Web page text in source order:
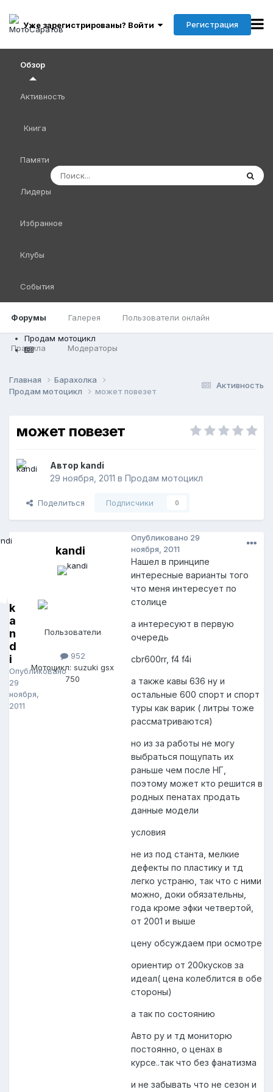
Уже зарегистрированы? Войти Регистрация
Обзор
Форумы Галерея Пользователи онлайн
Правила Модераторы
Активность
Книга
Памяти
Лидеры
Избранное
Клубы
События
Продам мотоцикл
Активность
Главная
Барахолка
Продам мотоцикл
может повезет
может повезет
Автор kandi
29 ноября, 2011 в Продам мотоцикл
Поделиться Подписчики 0
k
a
n
d
i
Опубликовано
29
ноября,
2011
kandi
Пользователи
952
Мотоцикл: suzuki gsx
750
Опубликовано 29
ноября, 2011
Нашел в принципе
интересные варианты того
что меня интересует по
столице
а интересуют в первую
очередь
cbr600rr, f4 f4i
а также кавы 636 ну и
остальные 600 спорт и спорт
туры как варик ( литры тоже
рассматриваются)
но из за работы не могу
выбраться пощупать их
раньше чем после НГ,
поэтому может кто решится в
родных пенатах продать
данные модели
условия
не из под станта, мелкие
дефекты по пластику и тд
легко устраню, так что с ними
можно, доки обязательны,
года кроме эфки четвертой,
от 2001 и выше
цену обсуждаем при осмотре
ориентир от 200кусков за
идеал( цена колеблится в обе
стороны)
а так по состоянию
Авто ру и тд мониторю
постоянно, о ценах в
курсе..так что без фанатизма
и не забывать что не сезон и